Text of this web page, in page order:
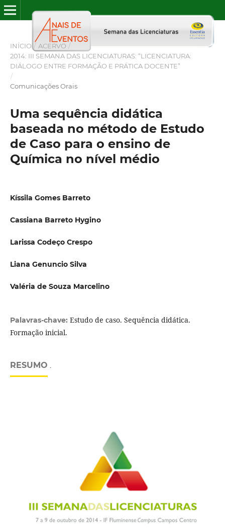
INÍCIO / ACERVO /
2014: III SEMANA DAS LICENCIATURAS: “LICENCIATURA:
DIÁLOGO ENTRE FORMAÇÃO E PRÁTICA DOCENTE”
/
Comunicações Orais
Uma sequência didática
baseada no método de Estudo
de Caso para o ensino de
Química no nível médio
Kíssila Gomes Barreto
Cassiana Barreto Hygino
Larissa Codeço Crespo
Liana Genuncio Silva
Valéria de Souza Marcelino
Palavras-chave: Estudo de caso. Sequência didática.
Formação inicial.
RESUMO .